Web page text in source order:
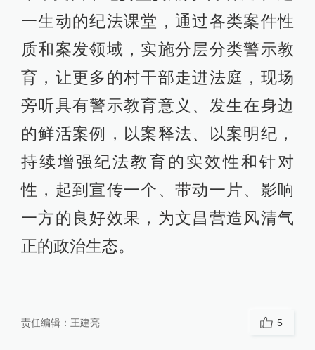
一生动的纪法课堂，通过各类案件性
质和案发领域，实施分层分类警示教
育，让更多的村干部走进法庭，现场
旁听具有警示教育意义、发生在身边
的鲜活案例，以案释法、以案明纪，
持续增强纪法教育的实效性和针对
性，起到宣传一个、带动一片、影响
一方的良好效果，为文昌营造风清气
正的政治生态。
责任编辑： 王建亮 5